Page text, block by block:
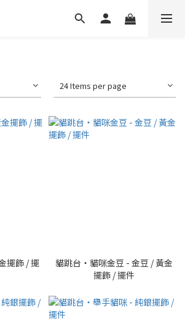
24 Items per page
擺飾 / 擺
貓跳台・貓咪金豆 - 金豆 / 黃金
擺飾 / 擺件